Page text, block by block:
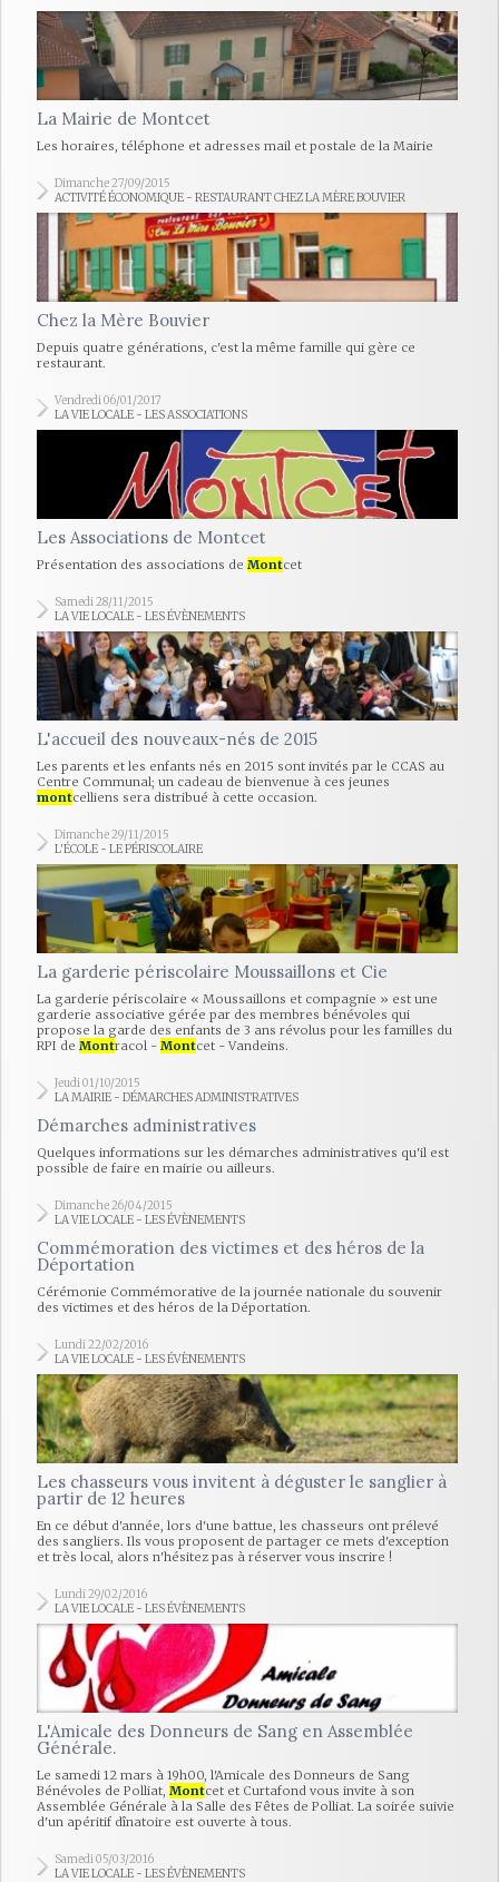
La Mairie de Montcet
Les horaires, téléphone et adresses mail et postale de la Mairie
Dimanche 27/09/2015
ACTIVITÉ ÉCONOMIQUE - RESTAURANT CHEZ LA MÈRE BOUVIER
Chez la Mère Bouvier
Depuis quatre générations, c'est la même famille qui gère ce
restaurant.
Vendredi 06/01/2017
LA VIE LOCALE - LES ASSOCIATIONS
Les Associations de Montcet
Présentation des associations de Montcet
Samedi 28/11/2015
LA VIE LOCALE - LES ÉVÈNEMENTS
L'accueil des nouveaux-nés de 2015
Les parents et les enfants nés en 2015 sont invités par le CCAS au
Centre Communal; un cadeau de bienvenue à ces jeunes
montcelliens sera distribué à cette occasion.
Dimanche 29/11/2015
L'ÉCOLE - LE PÉRISCOLAIRE
La garderie périscolaire Moussaillons et Cie
La garderie périscolaire « Moussaillons et compagnie » est une
garderie associative gérée par des membres bénévoles qui
propose la garde des enfants de 3 ans révolus pour les familles du
RPI de Montracol - Montcet - Vandeins.
Jeudi 01/10/2015
LA MAIRIE - DÉMARCHES ADMINISTRATIVES
Démarches administratives
Quelques informations sur les démarches administratives qu'il est
possible de faire en mairie ou ailleurs.
Dimanche 26/04/2015
LA VIE LOCALE - LES ÉVÈNEMENTS
Commémoration des victimes et des héros de la
Déportation
Cérémonie Commémorative de la journée nationale du souvenir
des victimes et des héros de la Déportation.
Lundi 22/02/2016
LA VIE LOCALE - LES ÉVÈNEMENTS
Les chasseurs vous invitent à déguster le sanglier à
partir de 12 heures
En ce début d'année, lors d'une battue, les chasseurs ont prélevé
des sangliers. Ils vous proposent de partager ce mets d'exception
et très local, alors n'hésitez pas à réserver vous inscrire !
Lundi 29/02/2016
LA VIE LOCALE - LES ÉVÈNEMENTS
L'Amicale des Donneurs de Sang en Assemblée
Générale.
Le samedi 12 mars à 19h00, l'Amicale des Donneurs de Sang
Bénévoles de Polliat, Montcet et Curtafond vous invite à son
Assemblée Générale à la Salle des Fêtes de Polliat. La soirée suivie
d'un apéritif dînatoire est ouverte à tous.
Samedi 05/03/2016
LA VIE LOCALE - LES ÉVÈNEMENTS